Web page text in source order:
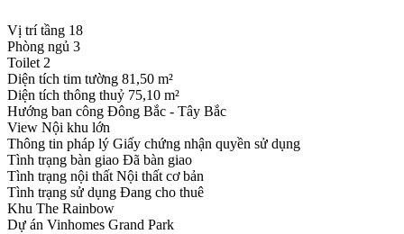
Vị trí tầng 18
Phòng ngủ 3
Toilet 2
Diện tích tim tường 81,50 m²
Diện tích thông thuỷ 75,10 m²
Hướng ban công Đông Bắc - Tây Bắc
View Nội khu lớn
Thông tin pháp lý Giấy chứng nhận quyền sử dụng
Tình trạng bàn giao Đã bàn giao
Tình trạng nội thất Nội thất cơ bản
Tình trạng sử dụng Đang cho thuê
Khu The Rainbow
Dự án Vinhomes Grand Park